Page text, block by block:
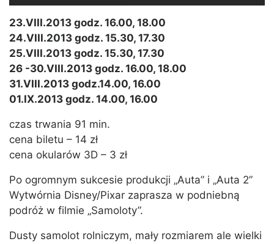
23.VIII.2013 godz. 16.00, 18.00
24.VIII.2013 godz. 15.30, 17.30
25.VIII.2013 godz. 15.30, 17.30
26 -30.VIII.2013 godz. 16.00, 18.00
31.VIII.2013 godz.14.00, 16.00
01.IX.2013 godz. 14.00, 16.00
czas trwania 91 min.
cena biletu – 14 zł
cena okularów 3D – 3 zł
Po ogromnym sukcesie produkcji „Auta” i „Auta 2”
Wytwórnia Disney/Pixar zaprasza w podniebną
podróż w filmie „Samoloty”.
Dusty samolot rolniczym, mały rozmiarem ale wielki